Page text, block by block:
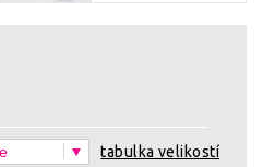
tabulka velikostí